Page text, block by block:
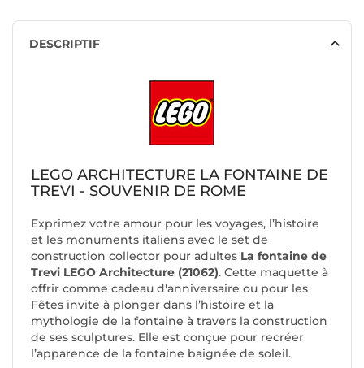
DESCRIPTIF
LEGO ARCHITECTURE LA FONTAINE DE
TREVI - SOUVENIR DE ROME
Exprimez votre amour pour les voyages, l’histoire
et les monuments italiens avec le set de
construction collector pour adultes La fontaine de
Trevi LEGO Architecture (21062). Cette maquette à
offrir comme cadeau d'anniversaire ou pour les
Fêtes invite à plonger dans l’histoire et la
mythologie de la fontaine à travers la construction
de ses sculptures. Elle est conçue pour recréer
l’apparence de la fontaine baignée de soleil.